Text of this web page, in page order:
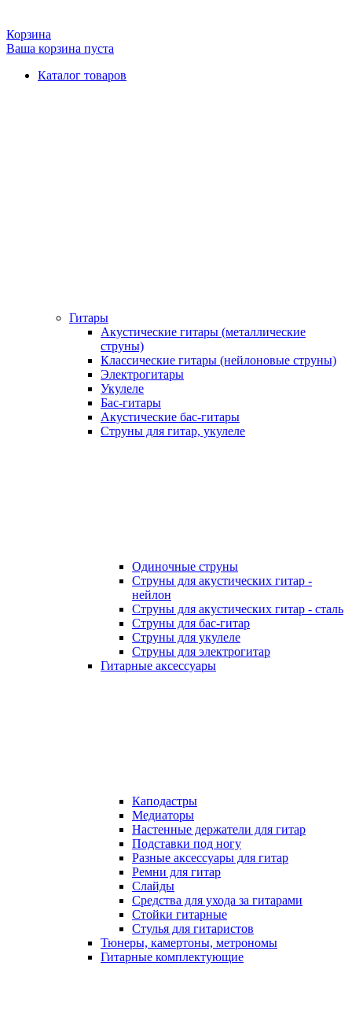
Корзина
Ваша корзина пуста
Каталог товаров
Гитары
Акустические гитары (металлические
струны)
Классические гитары (нейлоновые струны)
Электрогитары
Укулеле
Бас-гитары
Акустические бас-гитары
Струны для гитар, укулеле
Одиночные струны
Струны для акустических гитар -
нейлон
Струны для акустических гитар - сталь
Струны для бас-гитар
Струны для укулеле
Струны для электрогитар
Гитарные аксессуары
Каподастры
Медиаторы
Настенные держатели для гитар
Подставки под ногу
Разные аксессуары для гитар
Ремни для гитар
Слайды
Средства для ухода за гитарами
Стойки гитарные
Стулья для гитаристов
Тюнеры, камертоны, метрономы
Гитарные комплектующие